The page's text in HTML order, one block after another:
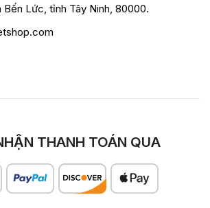
Bến Lức, tỉnh Tây Ninh, 80000.
THANH TOÁN QUA